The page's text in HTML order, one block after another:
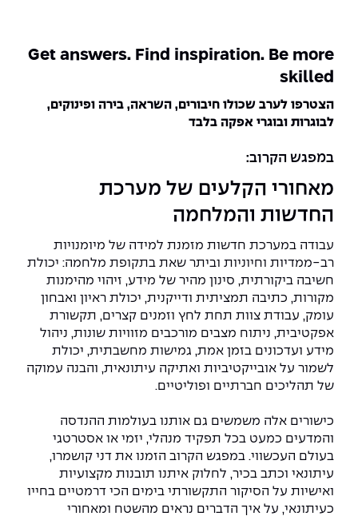
Get answers. Find inspiration. Be more
skilled
הצטרפו לערב שכולו חיבורים, השראה, בירה ופינוקים,
לבוגרות ובוגרי אפקה בלבד
במפגש הקרוב:
מאחורי הקלעים של מערכת
החדשות והמלחמה
עבודה במערכת חדשות מזמנת למידה של מיומנויות
רב-ממדיות וחיוניות וביתר שאת בתקופת מלחמה: יכולת
חשיבה ביקורתית, סינון מהיר של מידע, זיהוי מהימנות
מקורות, כתיבה תמציתית ודייקנית, יכולת ראיון ואבחון
עומק, עבודת צוות תחת לחץ וזמנים קצרים, תקשורת
אפקטיבית, ניתוח מצבים מורכבים מזוויות שונות, ניהול
מידע ועדכונים בזמן אמת, גמישות מחשבתית, יכולת
לשמור על אובייקטיביות ואתיקה עיתונאית, והבנה עמוקה
של תהליכים חברתיים ופוליטיים.
כישורים אלה משמשים גם אותנו בעולמות ההנדסה
והמדעים כמעט בכל תפקיד מנהלי, יזמי או אסטרטגי
בעולם העכשווי. במפגש הקרוב הזמנו את דני קושמרו,
עיתונאי וכתב בכיר, לחלוק איתנו תובנות מקצועיות
ואישיות על הסיקור התקשורתי בימים הכי דרמטיים בחייו
כעיתונאי, על איך הדברים נראים מהשטח ומאחורי
נהלים, תקנונים וחקיקה
הוגנות מגדרית
הצהרת נגישות
לעבוד באפקה
צור קשר
חדשות אפקה
כתבות
מדברים הנדסה (פודקאסט)
ידיעות מן העיתונות
כואבים את לכתם
דו-חוגי בהנדסה ומדעים
תואר שני בהנדסה
הנדסת אנרגיה והספק
הנדסה וניהול
הנדסה רפואית
מערכות תבוניות AI
יחידות לימוד אקדמיות
היחידה למתמטיקה
היחידה לפיזיקה
היחידה לחברה ורוח
דקאנט הסטודנטים
מרכז קריירה
מעבדות
ספרייה
מעטפת תמיכה למשרתות ולמשרתים
מעטפת חוסן
אופק – מרכזים לפיתוח מיומנויות
מועדוני סטודנטים
נבחרות הספורט
מרכז החדשנות והיזמות
עתודה אקדמית
מסלול ישיר לתואר ראשון
מידע למועמד תואר שני
הרשמה און ליין
מלגות ע״ב נתוני קבלה
תנאי קבלה - הנדסה
למה לעשות תואר שני באפקה?
ולמשרתי המילואים – תשפ״ו
המרכז לאנרגיה מתחדשת ובת קיימא
המרכז למחקר יישומי בעיבוד שפה וקול
המרכז להנדסת חומרים ותהליכים
מרכז ICSGen.AI
כנסים
Skills & Tech
כנסי פיתוח הון אנושי לאומי בהנדסה
כנס עיבוד דיבור
מדד הכישורים